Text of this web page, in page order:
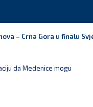
– Crna Gora u finalu
da Medenice mogu